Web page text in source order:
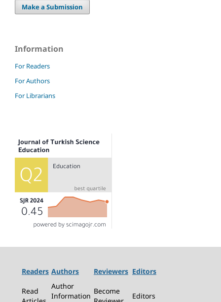
Make a Submission
Information
For Readers
For Authors
For Librarians
Readers Authors Reviewers Editors
Read
Author
Information
Become
Editors